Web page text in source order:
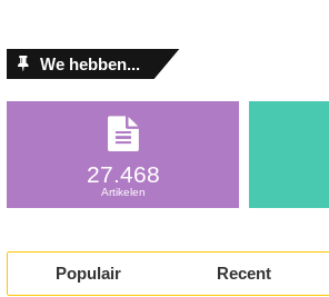
We hebben...
27.468
Artikelen
Populair Recent